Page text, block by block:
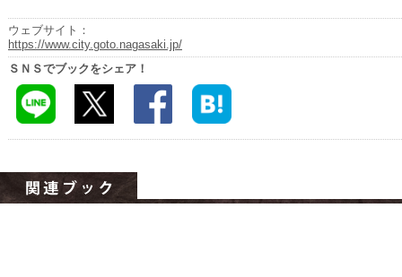
ウェブサイト：
https://www.city.goto.nagasaki.jp/
ＳＮＳでブックをシェア！
ごとうebooks
おおむらebooks
みなみしまばらebooks
はさみebooks
ながさき市ebooks